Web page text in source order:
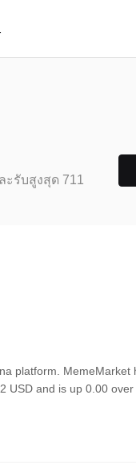
รับสูงสุด 711
platform. MemeMarket
USD and is up 0.00